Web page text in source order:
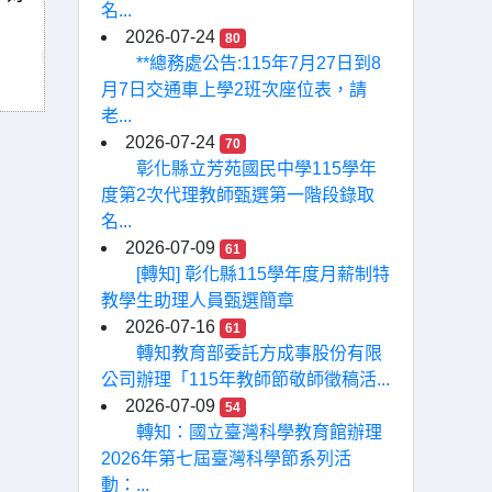
名...
2026-07-24
80
**總務處公告:115年7月27日到8
月7日交通車上學2班次座位表，請
老...
2026-07-24
70
彰化縣立芳苑國民中學115學年
度第2次代理教師甄選第一階段錄取
名...
2026-07-09
61
[轉知] 彰化縣115學年度月薪制特
教學生助理人員甄選簡章
2026-07-16
61
轉知教育部委託方成事股份有限
公司辦理「115年教師節敬師徵稿活...
2026-07-09
54
轉知：國立臺灣科學教育館辦理
2026年第七屆臺灣科學節系列活
動：...